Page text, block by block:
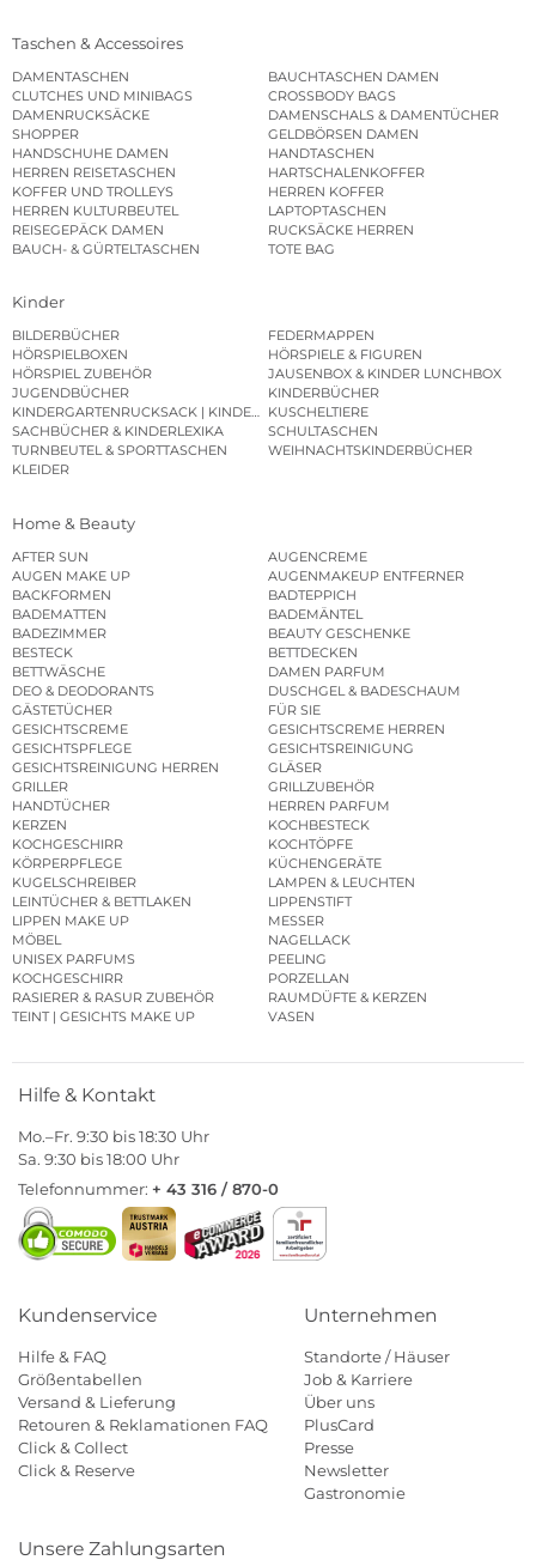
Taschen & Accessoires
DAMENTASCHEN
BAUCHTASCHEN DAMEN
CLUTCHES UND MINIBAGS
CROSSBODY BAGS
DAMENRUCKSÄCKE
DAMENSCHALS & DAMENTÜCHER
SHOPPER
GELDBÖRSEN DAMEN
HANDSCHUHE DAMEN
HANDTASCHEN
HERREN REISETASCHEN
HARTSCHALENKOFFER
KOFFER UND TROLLEYS
HERREN KOFFER
HERREN KULTURBEUTEL
LAPTOPTASCHEN
REISEGEPÄCK DAMEN
RUCKSÄCKE HERREN
BAUCH- & GÜRTELTASCHEN
TOTE BAG
Kinder
BILDERBÜCHER
FEDERMAPPEN
HÖRSPIELBOXEN
HÖRSPIELE & FIGUREN
HÖRSPIEL ZUBEHÖR
JAUSENBOX & KINDER LUNCHBOX
JUGENDBÜCHER
KINDERBÜCHER
KINDERGARTENRUCKSACK | KINDERGARTENBEUTEL
KUSCHELTIERE
SACHBÜCHER & KINDERLEXIKA
SCHULTASCHEN
TURNBEUTEL & SPORTTASCHEN
WEIHNACHTSKINDERBÜCHER
KLEIDER
Home & Beauty
AFTER SUN
AUGENCREME
AUGEN MAKE UP
AUGENMAKEUP ENTFERNER
BACKFORMEN
BADTEPPICH
BADEMATTEN
BADEMÄNTEL
BADEZIMMER
BEAUTY GESCHENKE
BESTECK
BETTDECKEN
BETTWÄSCHE
DAMEN PARFUM
DEO & DEODORANTS
DUSCHGEL & BADESCHAUM
GÄSTETÜCHER
FÜR SIE
GESICHTSCREME
GESICHTSCREME HERREN
GESICHTSPFLEGE
GESICHTSREINIGUNG
GESICHTSREINIGUNG HERREN
GLÄSER
GRILLER
GRILLZUBEHÖR
HANDTÜCHER
HERREN PARFUM
KERZEN
KOCHBESTECK
KOCHGESCHIRR
KOCHTÖPFE
KÖRPERPFLEGE
KÜCHENGERÄTE
KUGELSCHREIBER
LAMPEN & LEUCHTEN
LEINTÜCHER & BETTLAKEN
LIPPENSTIFT
LIPPEN MAKE UP
MESSER
MÖBEL
NAGELLACK
UNISEX PARFUMS
PEELING
KOCHGESCHIRR
PORZELLAN
RASIERER & RASUR ZUBEHÖR
RAUMDÜFTE & KERZEN
TEINT | GESICHTS MAKE UP
VASEN
Hilfe & Kontakt
Mo.–Fr. 9:30 bis 18:30 Uhr
Sa. 9:30 bis 18:00 Uhr
Telefonnummer: + 43 316 / 870-0
Kundenservice
Hilfe & FAQ
Größentabellen
Versand & Lieferung
Retouren & Reklamationen FAQ
Click & Collect
Click & Reserve
Unternehmen
Standorte / Häuser
Job & Karriere
Über uns
PlusCard
Presse
Newsletter
Gastronomie
Unsere Zahlungsarten